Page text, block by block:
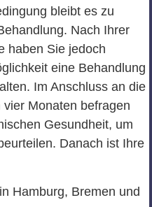
bleibt es zu
Nach Ihrer
haben Sie jedoch
eine Behandlung
Im Anschluss an die
Monaten befragen
Gesundheit, um
Danach ist Ihre
Hamburg, Bremen und